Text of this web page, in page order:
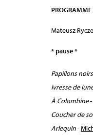
PROGRAMME
Mateusz
* pause *
Papillons noirs
Ivresse de
À Colombine-
Coucher de
Arlequin-